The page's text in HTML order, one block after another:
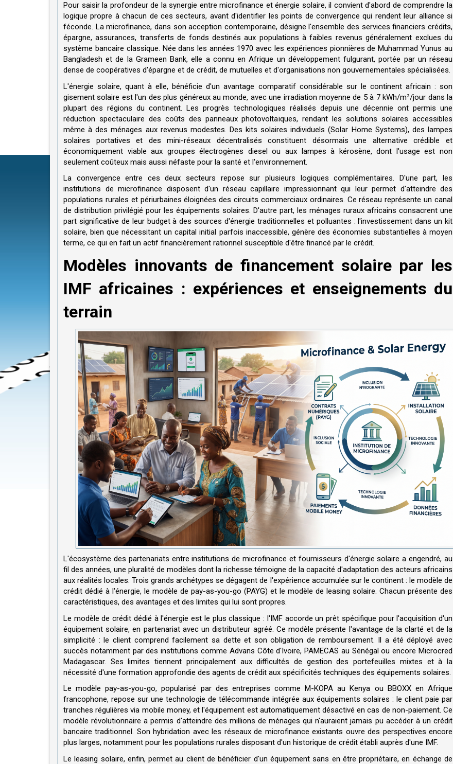
Pour saisir la profondeur de la synergie entre microfinance et énergie solaire, il convient d'abord de comprendre la
logique propre à chacun de ces secteurs, avant d'identifier les points de convergence qui rendent leur alliance si
féconde. La microfinance, dans son acception contemporaine, désigne l'ensemble des services financiers crédits,
épargne, assurances, transferts de fonds destinés aux populations à faibles revenus généralement exclues du
système bancaire classique. Née dans les années 1970 avec les expériences pionnières de Muhammad Yunus au
Bangladesh et de la Grameen Bank, elle a connu en Afrique un développement fulgurant, portée par un réseau
dense de coopératives d'épargne et de crédit, de mutuelles et d'organisations non gouvernementales spécialisées.
L'énergie solaire, quant à elle, bénéficie d'un avantage comparatif considérable sur le continent africain : son
gisement solaire est l'un des plus généreux au monde, avec une irradiation moyenne de 5 à 7 kWh/m²/jour dans la
plupart des régions du continent. Les progrès technologiques réalisés depuis une décennie ont permis une
réduction spectaculaire des coûts des panneaux photovoltaïques, rendant les solutions solaires accessibles
même à des ménages aux revenus modestes. Des kits solaires individuels (Solar Home Systems), des lampes
solaires portatives et des mini-réseaux décentralisés constituent désormais une alternative crédible et
économiquement viable aux groupes électrogènes diesel ou aux lampes à kérosène, dont l'usage est non
seulement coûteux mais aussi néfaste pour la santé et l'environnement.
La convergence entre ces deux secteurs repose sur plusieurs logiques complémentaires. D'une part, les
institutions de microfinance disposent d'un réseau capillaire impressionnant qui leur permet d'atteindre des
populations rurales et périurbaines éloignées des circuits commerciaux ordinaires. Ce réseau représente un canal
de distribution privilégié pour les équipements solaires. D'autre part, les ménages ruraux africains consacrent une
part significative de leur budget à des sources d'énergie traditionnelles et polluantes : l'investissement dans un kit
solaire, bien que nécessitant un capital initial parfois inaccessible, génère des économies substantielles à moyen
terme, ce qui en fait un actif financièrement rationnel susceptible d'être financé par le crédit.
Modèles innovants de financement solaire par les
IMF africaines : expériences et enseignements du
terrain
L'écosystème des partenariats entre institutions de microfinance et fournisseurs d'énergie solaire a engendré, au
fil des années, une pluralité de modèles dont la richesse témoigne de la capacité d'adaptation des acteurs africains
aux réalités locales. Trois grands archétypes se dégagent de l'expérience accumulée sur le continent : le modèle de
crédit dédié à l'énergie, le modèle de pay-as-you-go (PAYG) et le modèle de leasing solaire. Chacun présente des
caractéristiques, des avantages et des limites qui lui sont propres.
Le modèle de crédit dédié à l'énergie est le plus classique : l'IMF accorde un prêt spécifique pour l'acquisition d'un
équipement solaire, en partenariat avec un distributeur agréé. Ce modèle présente l'avantage de la clarté et de la
simplicité : le client comprend facilement sa dette et son obligation de remboursement. Il a été déployé avec
succès notamment par des institutions comme Advans Côte d'Ivoire, PAMECAS au Sénégal ou encore Microcred
Madagascar. Ses limites tiennent principalement aux difficultés de gestion des portefeuilles mixtes et à la
nécessité d'une formation approfondie des agents de crédit aux spécificités techniques des équipements solaires.
Le modèle pay-as-you-go, popularisé par des entreprises comme M-KOPA au Kenya ou BBOXX en Afrique
francophone, repose sur une technologie de télécommande intégrée aux équipements solaires : le client paie par
tranches régulières via mobile money, et l'équipement est automatiquement désactivé en cas de non-paiement. Ce
modèle révolutionnaire a permis d'atteindre des millions de ménages qui n'auraient jamais pu accéder à un crédit
bancaire traditionnel. Son hybridation avec les réseaux de microfinance existants ouvre des perspectives encore
plus larges, notamment pour les populations rurales disposant d'un historique de crédit établi auprès d'une IMF.
Le leasing solaire, enfin, permet au client de bénéficier d'un équipement sans en être propriétaire, en échange de